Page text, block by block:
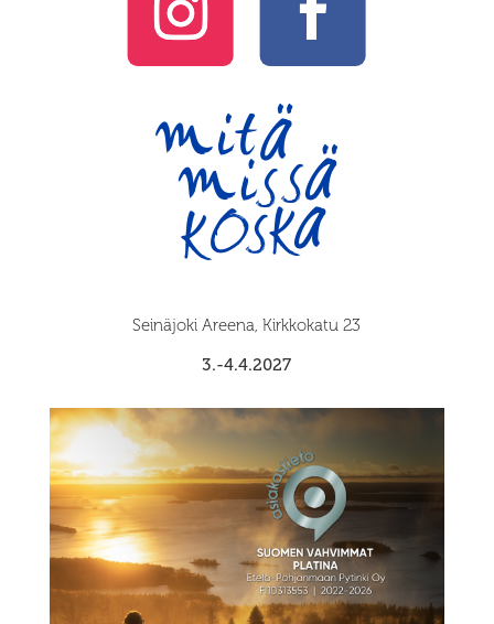
Seinäjoki Areena, Kirkkokatu 23
3.-4.4.2027